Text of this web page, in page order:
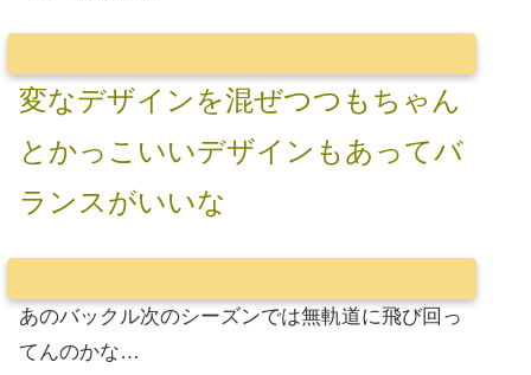
変なデザインを混ぜつつもちゃん
とかっこいいデザインもあってバ
ランスがいいな
あのバックル次のシーズンでは無軌道に飛び回っ
てんのかな…